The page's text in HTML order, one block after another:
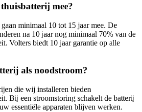
mee?
minimaal 10 tot 15 jaar mee. De
na 10 jaar nog minimaal 70% van de
Volters biedt 10 jaar garantie op alle
als noodstroom?
die wij installeren bieden
Bij een stroomstoring schakelt de batterij
essentiële apparaten blijven werken.